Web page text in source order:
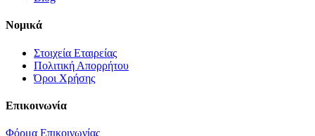
Νομικά
Στοιχεία Εταιρείας
Πολιτική Απορρήτου
Όροι Χρήσης
Επικοινωνία
Φόρμα Επικοινωνίας